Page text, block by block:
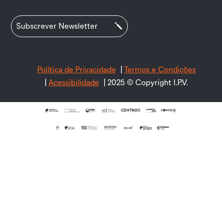
Subscrever Newsletter
Política de Privacidade
Termos e Condições
Acessibilidade | 2025 © Copyright I.P.V.